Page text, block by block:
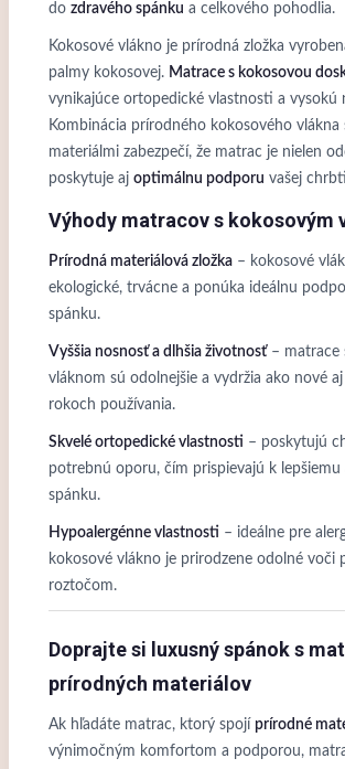
do zdravého spánku a celkového pohodlia.
Kokosové vlákno je prírodná zložka
palmy kokosovej. Matrace s kokosovou
vynikajúce ortopedické vlastnosti a vysokú
Kombinácia prírodného kokosového vlákna
materiálmi zabezpečí, že matrac je nielen
poskytuje aj optimálnu podporu vašej
Výhody matracov s kokosovým
Prírodná materiálová zložka – kokosové
ekologické, trvácne a ponúka ideálnu
spánku.
Vyššia nosnosť a dlhšia životnosť– matrace
vláknom sú odolnejšie a vydržia ako nové
rokoch používania.
Skvelé ortopedické vlastnosti – poskytujú
potrebnú oporu, čím prispievajú k lepšiemu
spánku.
Hypoalergénne vlastnosti – ideálne pre
kokosové vlákno je prirodzene odolné voči
roztočom.
Doprajte si luxusný spánok s
prírodných materiálov
Ak hľadáte matrac, ktorý spojí prírodné
výnimočným komfortom a podporou,